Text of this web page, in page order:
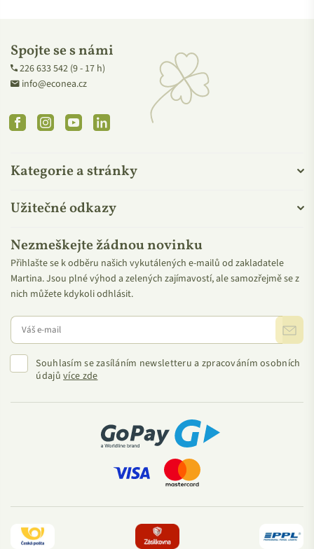
Spojte se s námi
226 633 542 (9 - 17 h)
info@econea.cz
FacebookInstagramYouTube
Kategorie a stránky
Užitečné odkazy
Nezmeškejte žádnou novinku
Přihlašte se k odběru našich vykutálených e-mailů od zakladatele
Martina. Jsou plné výhod a zelených zajímavostí, ale samozřejmě se z
nich můžete kdykoli odhlásit.
Souhlasím se zasíláním newsletteru a zpracováním osobních
údajůvíce zde